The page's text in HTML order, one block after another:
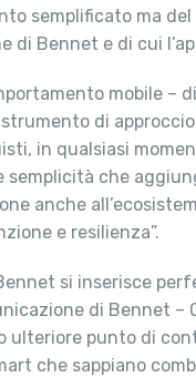
semplificato ma
di Bennet e di cui
mobile –
di
in qualsiasi
semplicità che
anche
e resilienza”.
si inserisce
di Bennet –
ulteriore punto di
che sappiano